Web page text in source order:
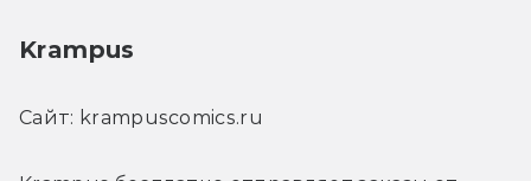
Krampus
Сайт: krampuscomics.ru